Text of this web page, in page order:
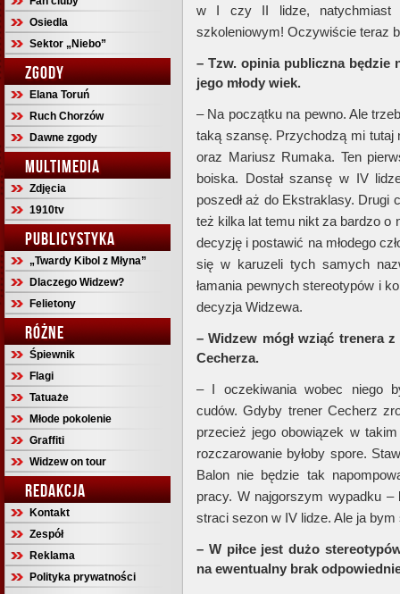
Osiedla
Sektor „Niebo”
ZGODY
Elana Toruń
Ruch Chorzów
Dawne zgody
MULTIMEDIA
Zdjęcia
1910tv
PUBLICYSTYKA
„Twardy Kibol z Młyna”
Dlaczego Widzew?
Felietony
RÓŻNE
Śpiewnik
Flagi
Tatuaże
Młode pokolenie
Graffiti
Widzew on tour
REDAKCJA
Kontakt
Zespół
Reklama
Polityka prywatności
w I czy II lidze, natychmiast
szkoleniowym! Oczywiście teraz
– Tzw. opinia publiczna będzie
jego młody wiek.
– Na początku na pewno. Ale
taką szansę. Przychodzą mi
oraz Mariusz Rumaka. Ten
boiska. Dostał szansę w IV
poszedł aż do Ekstraklasy. Drugi
też kilka lat temu nikt za bardzo o
decyzję i postawić na młodego
się w karuzeli tych samych
łamania pewnych stereotypów i
decyzja Widzewa.
– Widzew mógł wziąć trenera z
Cecherza.
– I oczekiwania wobec niego
cudów. Gdyby trener Cecherz
przecież jego obowiązek w
rozczarowanie byłoby spore.
Balon nie będzie tak
pracy. W najgorszym wypadku
straci sezon w IV lidze. Ale ja bym
– W piłce jest dużo
na ewentualny brak